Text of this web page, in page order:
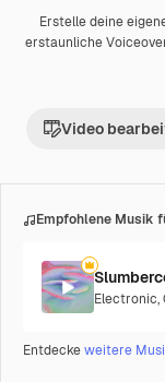
Erstelle deine
erstaunliche
Video
Empfohlene Musik
Electronic,
Entdeckeweitere